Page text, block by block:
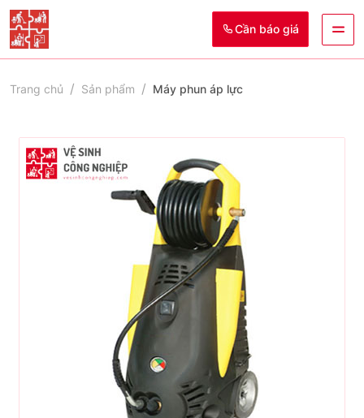
Cần báo giá
Trang chủ Sản phẩm Máy phun áp lực